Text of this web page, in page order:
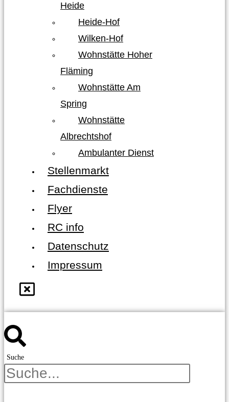
Heide
Heide-Hof
Wilken-Hof
Wohnstätte Hoher
Fläming
Wohnstätte Am
Spring
Wohnstätte
Albrechtshof
Ambulanter Dienst
Stellenmarkt
Fachdienste
Flyer
RC info
Datenschutz
Impressum
Suche